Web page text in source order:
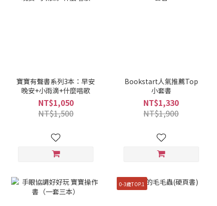
寶寶有聲書系列3本：早安
晚安+小雨滴+什麼唱歌
NT$1,050
NT$1,500
Bookstart人氣推薦Top
小套書
NT$1,330
NT$1,900
0-3歲TOP.1